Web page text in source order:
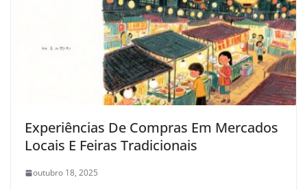
Experiências De Compras Em Mercados
Locais E Feiras Tradicionais
outubro 18, 2025